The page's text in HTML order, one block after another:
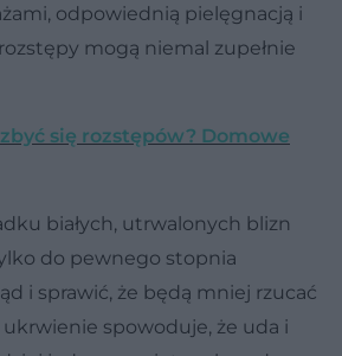
odpowiednią pielęgnacją i
mogą niemal zupełnie
się rozstępów? Domowe
białych, utrwalonych blizn
do pewnego stopnia
i sprawić, że będą mniej rzucać
ukrwienie spowoduje, że uda i